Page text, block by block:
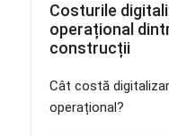
Costurile
operațional
construcții
Cât costă
operațional?